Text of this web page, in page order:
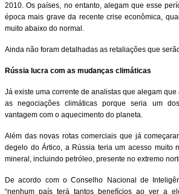
2010. Os países, no entanto, alegam que esse
época mais grave da recente crise econômica,
muito abaixo do normal.
Ainda não foram detalhadas as retaliações que
Rússia lucra com as mudanças climáticas
Já existe uma corrente de analistas que alegam
as negociações climáticas porque seria um
vantagem com o aquecimento do planeta.
Além das novas rotas comerciais que já
degelo do Ártico, a Rússia teria um acesso muito
mineral, incluindo petróleo, presente no extremo
De acordo com o Conselho Nacional de
“nenhum país terá tantos benefícios ao ver a